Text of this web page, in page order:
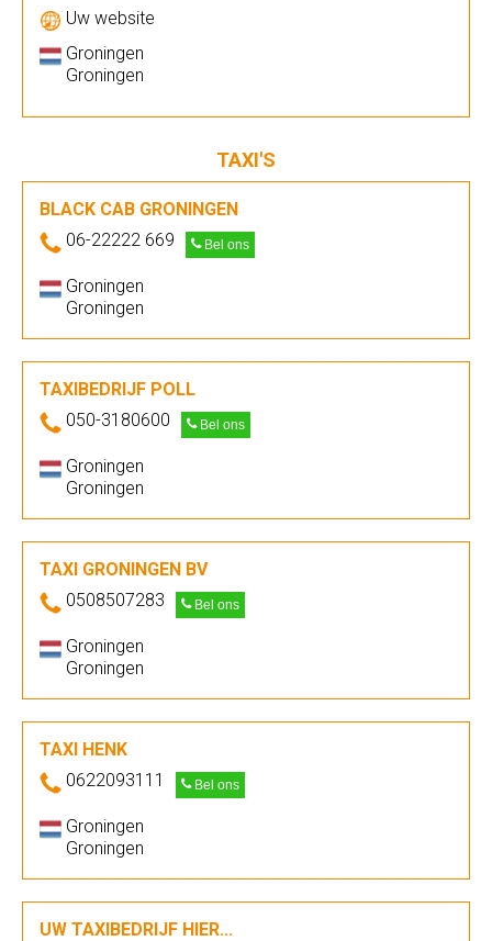
Uw website
Groningen
Groningen
TAXI'S
BLACK CAB GRONINGEN
06-22222 669
Bel ons
Groningen
Groningen
TAXIBEDRIJF POLL
050-3180600
Bel ons
Groningen
Groningen
TAXI GRONINGEN BV
0508507283
Bel ons
Groningen
Groningen
TAXI HENK
0622093111
Bel ons
Groningen
Groningen
UW TAXIBEDRIJF HIER...